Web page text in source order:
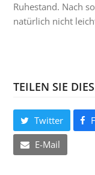
Ruhestand. Nach
natürlich nicht
TEILEN SIE DIES
Twitter
E-Mail